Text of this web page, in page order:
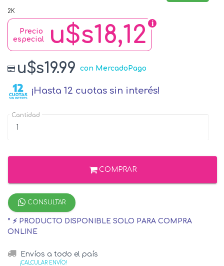
2K
u$s18,12
Precio
especial
u$s19.99 con MercadoPago
¡Hasta 12 cuotas sin interés!
Cantidad
COMPRAR
CONSULTAR
* ⚡ PRODUCTO DISPONIBLE SOLO PARA COMPRA
ONLINE
Envíos a todo el país
¡CALCULAR ENVÍO!